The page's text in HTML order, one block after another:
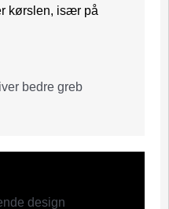
kørslen, især på